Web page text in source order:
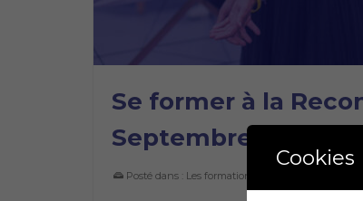
Se former à la
Septembre 2024 à
Posté dans : Les formations
Cookies